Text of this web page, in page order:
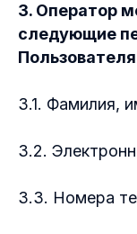
3. Оператор
следующие
Пользователя
3.1. Фамилия,
3.2.
3.3. Номера